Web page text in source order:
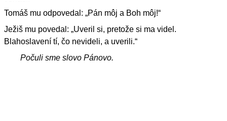
Tomáš mu odpovedal: „Pán môj a Boh môj!“
Ježiš mu povedal: „Uveril si, pretože si ma videl.
Blahoslavení tí, čo nevideli, a uverili.“
Počuli sme slovo Pánovo.